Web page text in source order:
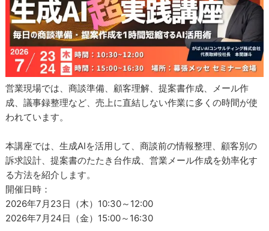
営業現場では、商談準備、顧客理解、提案書作成、メール作
成、議事録整理など、売上に直結しない作業に多くの時間が使
われています。
本講座では、生成AIを活用して、商談前の情報整理、顧客別の
訴求設計、提案書のたたき台作成、営業メール作成を効率化す
る方法を紹介します。
開催日時：
2026年7月23日（木）10:30～12:00
2026年7月24日（金）15:00～16:30